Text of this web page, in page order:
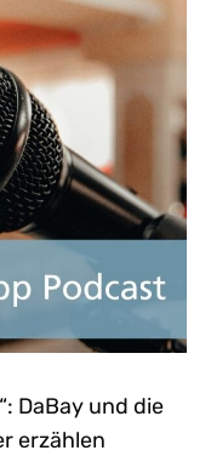
DaBay und die
erzählen